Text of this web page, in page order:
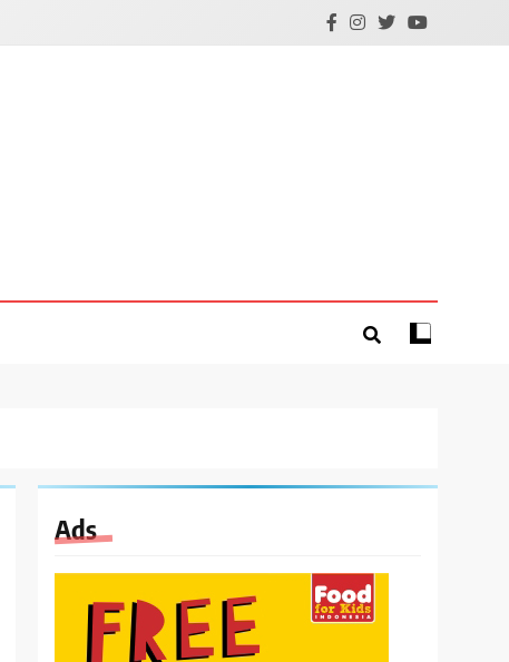
Ads